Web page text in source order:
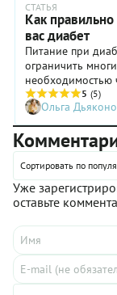
СТАТЬЯ
Как правильно
вас диабет
Питание при
ограничить
необходимостью
следить, чтобы
расскажем, как
вас диабет или
5 (5)
Ольга
Сортировать по
Уже
оставьте